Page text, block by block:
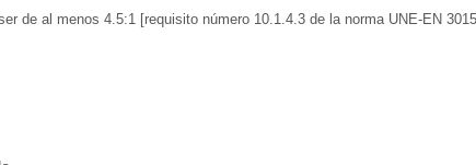
de al menos 4.5:1 [requisito número 10.1.4.3 de la norma UNE-EN